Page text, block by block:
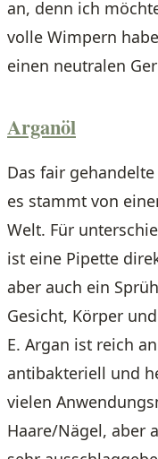
an, denn ich
volle Wimpern
einen neutralen
Arganöl
Das fair
es stammt von
Welt. Für
ist eine Pipette
aber auch ein
Gesicht, Körper
E. Argan ist reich
antibakteriell und
vielen
Haare/Nägel, aber